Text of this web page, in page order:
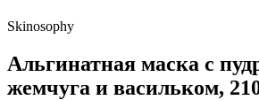
Skinosophy
Альгинатная маска с
жемчуга и васильком,